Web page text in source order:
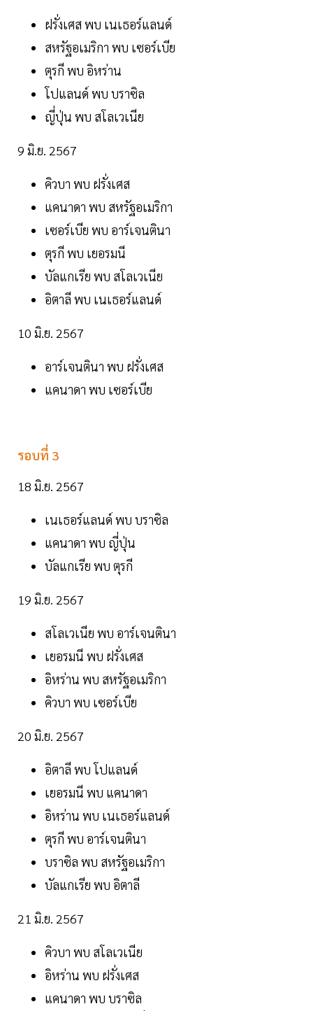
ฝรั่งเศส พบ เนเธอร์แลนด์
สหรัฐอเมริกา พบ เซอร์เบีย
ตุรกี พบ อิหร่าน
โปแลนด์ พบ บราซิล
ญี่ปุ่น พบ สโลเวเนีย
9 มิ.ย. 2567
คิวบา พบ ฝรั่งเศส
แคนาดา พบ สหรัฐอเมริกา
เซอร์เบีย พบ อาร์เจนตินา
ตุรกี พบ เยอรมนี
บัลแกเรีย พบ สโลเวเนีย
อิตาลี พบ เนเธอร์แลนด์
10 มิ.ย. 2567
อาร์เจนตินา พบ ฝรั่งเศส
แคนาดา พบ เซอร์เบีย
รอบที่ 3
18 มิ.ย. 2567
เนเธอร์แลนด์ พบ บราซิล
แคนาดา พบ ญี่ปุ่น
บัลแกเรีย พบ ตุรกี
19 มิ.ย. 2567
สโลเวเนีย พบ อาร์เจนตินา
เยอรมนี พบ ฝรั่งเศส
อิหร่าน พบ สหรัฐอเมริกา
คิวบา พบ เซอร์เบีย
20 มิ.ย. 2567
อิตาลี พบ โปแลนด์
เยอรมนี พบ แคนาดา
อิหร่าน พบ เนเธอร์แลนด์
ตุรกี พบ อาร์เจนตินา
บราซิล พบ สหรัฐอเมริกา
บัลแกเรีย พบ อิตาลี
21 มิ.ย. 2567
คิวบา พบ สโลเวเนีย
อิหร่าน พบ ฝรั่งเศส
แคนาดา พบ บราซิล